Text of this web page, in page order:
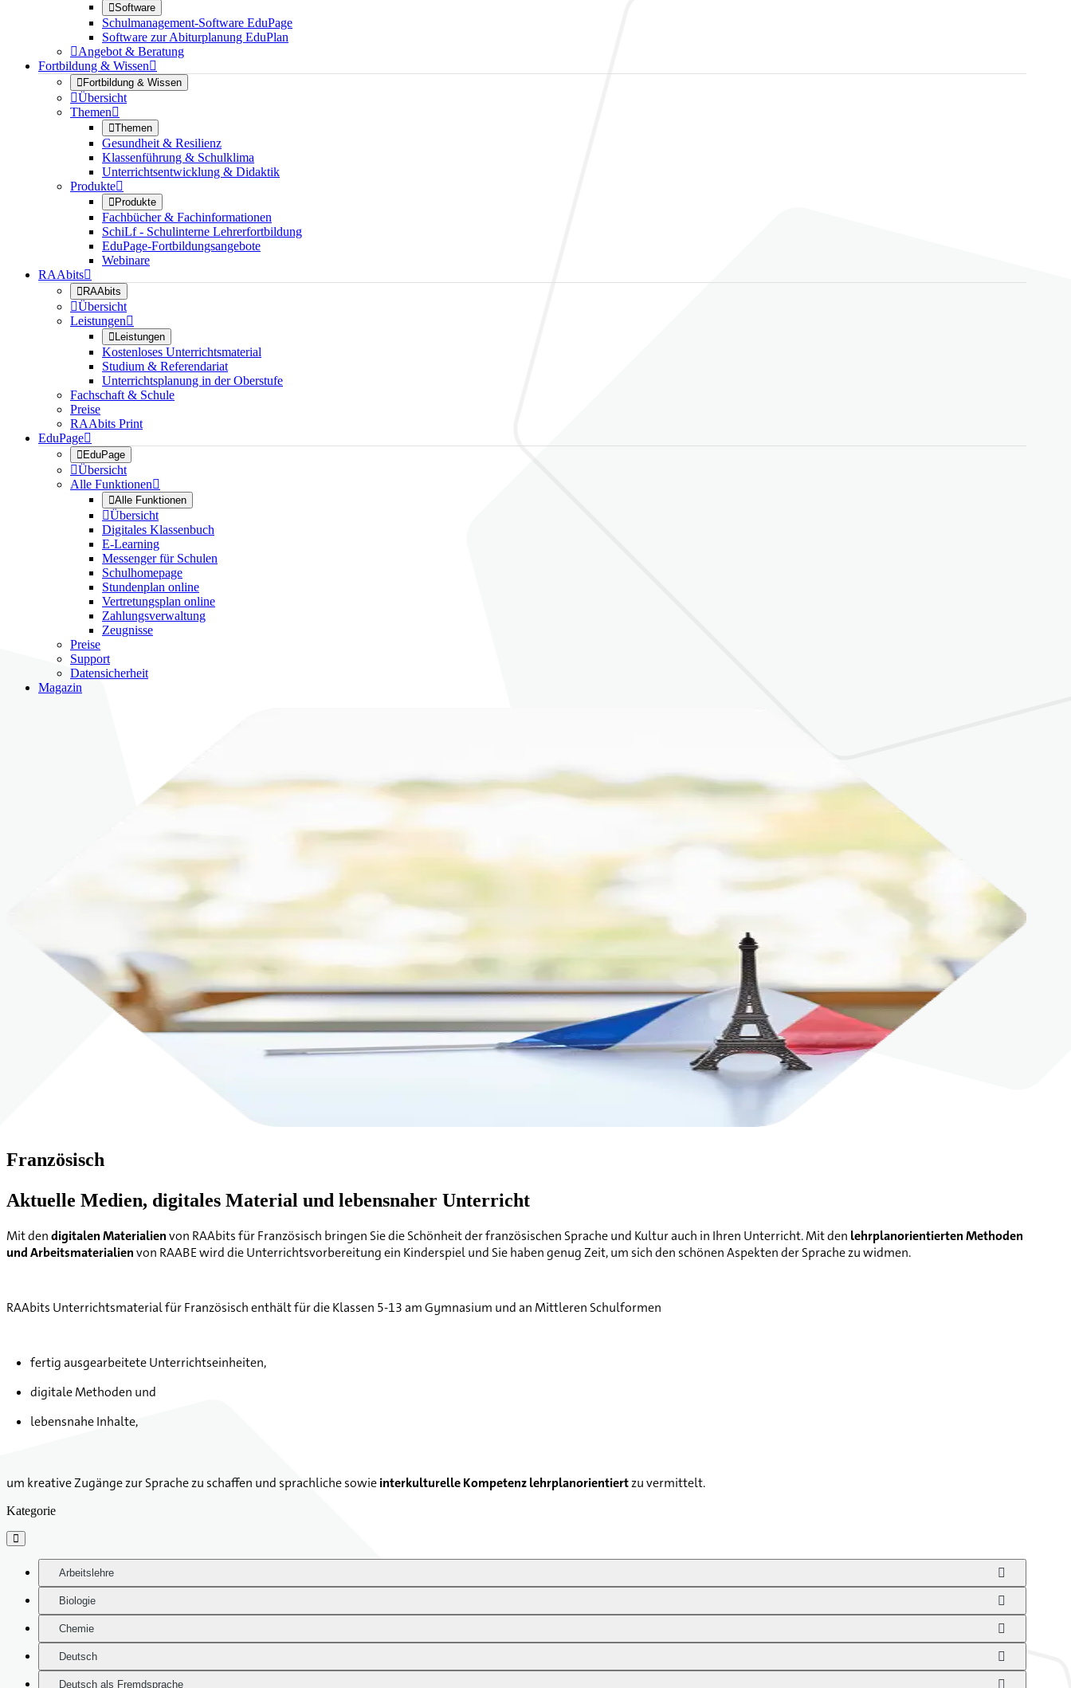
Software
Schulmanagement-Software EduPage
Software zur Abiturplanung EduPlan
Angebot & Beratung
Fortbildung & Wissen
Fortbildung & Wissen
Übersicht
Themen
Themen
Gesundheit & Resilienz
Klassenführung & Schulklima
Unterrichtsentwicklung & Didaktik
Produkte
Produkte
Fachbücher & Fachinformationen
SchiLf - Schulinterne Lehrerfortbildung
EduPage-Fortbildungsangebote
Webinare
RAAbits
RAAbits
Übersicht
Leistungen
Leistungen
Kostenloses Unterrichtsmaterial
Studium & Referendariat
Unterrichtsplanung in der Oberstufe
Fachschaft & Schule
Preise
RAAbits Print
EduPage
EduPage
Übersicht
Alle Funktionen
Alle Funktionen
Übersicht
Digitales Klassenbuch
E-Learning
Messenger für Schulen
Schulhomepage
Stundenplan online
Vertretungsplan online
Zahlungsverwaltung
Zeugnisse
Preise
Support
Datensicherheit
Magazin
Französisch
Aktuelle Medien, digitales Material und lebensnaher Unterricht
Mit dendigitalen Materialienvon RAAbits für Französisch bringen Sie die Schönheit der französischen Sprache und Kultur auch in Ihren Unterricht. Mit den lehrplanorientierten Methoden
und Arbeitsmaterialienvon RAABE wird die Unterrichtsvorbereitung ein Kinderspiel und Sie haben genug Zeit, um sich den schönen Aspekten der Sprache zu widmen.
RAAbits Unterrichtsmaterial für Französisch enthält für die Klassen 5-13 am Gymnasium und an Mittleren Schulformen
fertig ausgearbeitete Unterrichtseinheiten,
digitale Methoden und
lebensnahe Inhalte,
um kreative Zugänge zur Sprache zu schaffen und sprachliche sowieinterkulturelle Kompetenz lehrplanorientiertzu vermittelt.
Kategorie

Arbeitslehre
Biologie
Chemie
Deutsch
Deutsch als Fremdsprache